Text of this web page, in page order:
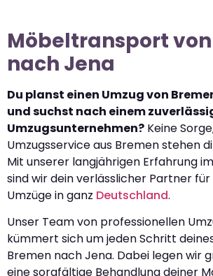
Möbeltransport
nach Jena
Du planst einen Umzug von
und suchst nach einem
Umzugsunternehmen? Keine
Umzugsservice aus Bremen stehen
Mit unserer langjährigen Erfahrung im
sind wir dein verlässlicher Partner
Umzüge in ganz Deutschland.
Unser Team von professionellen
kümmert sich um jeden Schritt
Bremen nach Jena. Dabei legen wir
eine sorgfältige Behandlung deiner